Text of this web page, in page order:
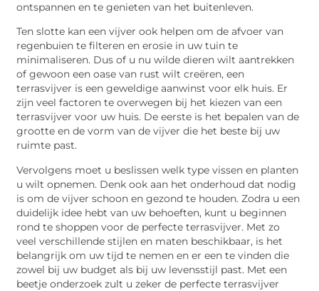
ontspannen en te genieten van het buitenleven.
Ten slotte kan een vijver ook helpen om de afvoer van
regenbuien te filteren en erosie in uw tuin te
minimaliseren. Dus of u nu wilde dieren wilt aantrekken
of gewoon een oase van rust wilt creëren, een
terrasvijver is een geweldige aanwinst voor elk huis. Er
zijn veel factoren te overwegen bij het kiezen van een
terrasvijver voor uw huis. De eerste is het bepalen van de
grootte en de vorm van de vijver die het beste bij uw
ruimte past.
Vervolgens moet u beslissen welk type vissen en planten
u wilt opnemen. Denk ook aan het onderhoud dat nodig
is om de vijver schoon en gezond te houden. Zodra u een
duidelijk idee hebt van uw behoeften, kunt u beginnen
rond te shoppen voor de perfecte terrasvijver. Met zo
veel verschillende stijlen en maten beschikbaar, is het
belangrijk om uw tijd te nemen en er een te vinden die
zowel bij uw budget als bij uw levensstijl past. Met een
beetje onderzoek zult u zeker de perfecte terrasvijver